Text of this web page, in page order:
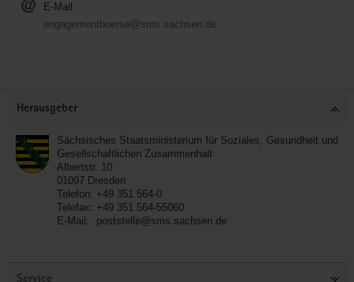
E-Mail
engagementboerse@sms.sachsen.de
Herausgeber
Sächsisches Staatsministerium für Soziales, Gesundheit und
Gesellschaftlichen Zusammenhalt
Albertstr. 10
01097 Dresden
Telefon: +49 351 564-0
Telefax: +49 351 564-55060
E-Mail:
poststelle@sms.sachsen.de
Service